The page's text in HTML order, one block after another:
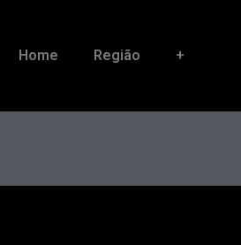
Home Região +